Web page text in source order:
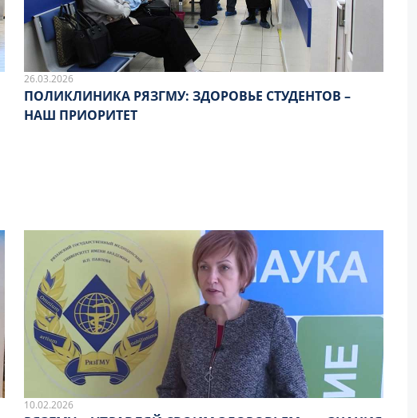
26.03.2026
ПОЛИКЛИНИКА РЯЗГМУ: ЗДОРОВЬЕ СТУДЕНТОВ –
НАШ ПРИОРИТЕТ
10.02.2026